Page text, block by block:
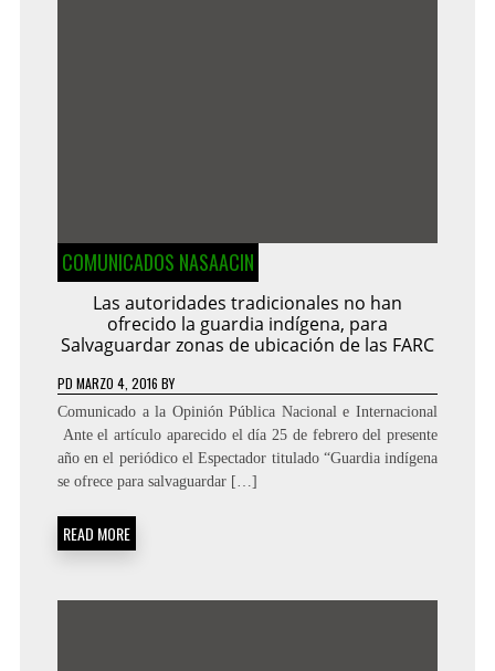
COMUNICADOS NASAACIN
Las autoridades tradicionales no han
ofrecido la guardia indígena, para
Salvaguardar zonas de ubicación de las FARC
PD MARZO 4, 2016 BY
Comunicado a la Opinión Pública Nacional e Internacional
Ante el artículo aparecido el día 25 de febrero del presente
año en el periódico el Espectador titulado “Guardia indígena
se ofrece para salvaguardar […]
READ MORE